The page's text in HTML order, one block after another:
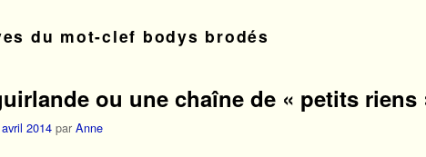
du mot-clef bodys brodés
ou une chaîne de « petits
2014 par Anne